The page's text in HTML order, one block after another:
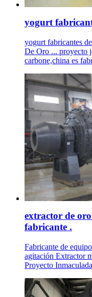
yogurt
yogurt fabricantes
De Oro ... proyecto
carbone,china es
extractor de
fabricante .
Fabricante de
agitación Extractor
Proyecto